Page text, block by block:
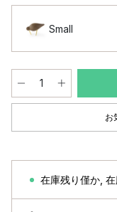
Small
お
在庫残り僅か 在